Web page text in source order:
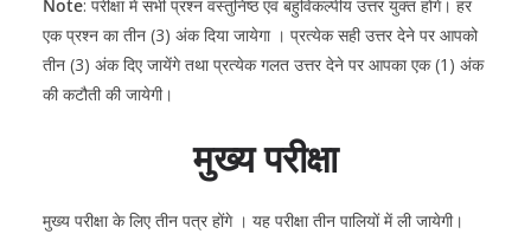
Note: परीक्षा में सभी प्रश्न वस्तुनिष्ठ एवं बहुविकल्पीय उत्तर युक्त होंगे। हर
एक प्रश्न का तीन (3) अंक दिया जायेगा । प्रत्येक सही उत्तर देने पर आपको
तीन (3) अंक दिए जायेंगे तथा प्रत्येक गलत उत्तर देने पर आपका एक (1) अंक
की कटौती की जायेगी।
मुख्य परीक्षा
मुख्य परीक्षा के लिए तीन पत्र होंगे । यह परीक्षा तीन पालियों में ली जायेगी।